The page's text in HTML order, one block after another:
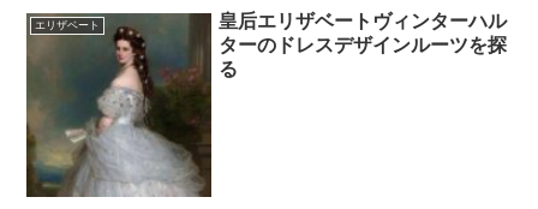
エリザベート
皇后エリザベートヴィンターハル
ターのドレスデザインルーツを探
る